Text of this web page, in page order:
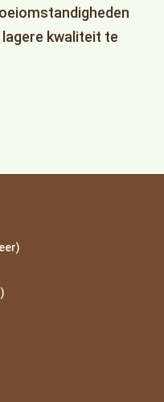
kwaliteit te